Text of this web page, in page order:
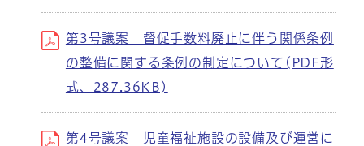
第3号議案 督促手数料廃止に伴う関係条例
の整備に関する条例の制定について(PDF形
式、287.36KB)
第4号議案 児童福祉施設の設備及び運営に